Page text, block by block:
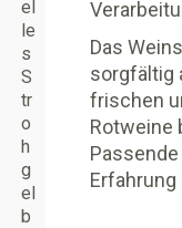
el
le
s
S
tr
o
h
g
el
b
Das
sorgfältig
frischen
Rotweine